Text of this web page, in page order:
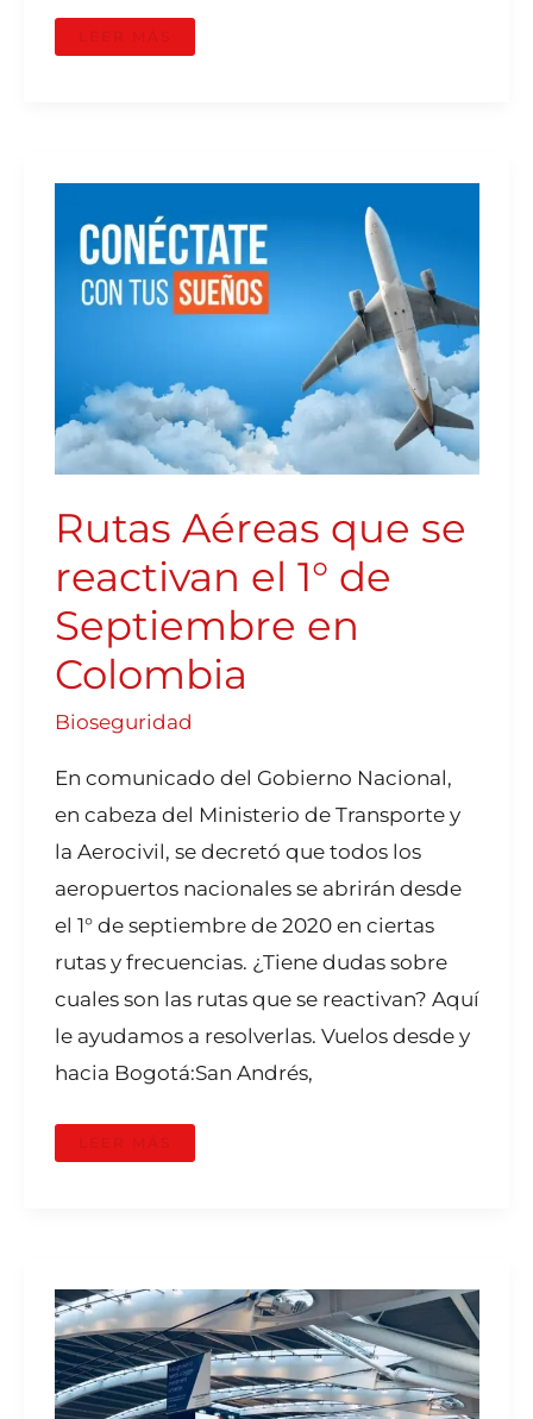
LEER MÁS
Rutas Aéreas que se
reactivan el 1° de
Septiembre en
Colombia
Bioseguridad
En comunicado del Gobierno Nacional,
en cabeza del Ministerio de Transporte y
la Aerocivil, se decretó que todos los
aeropuertos nacionales se abrirán desde
el 1° de septiembre de 2020 en ciertas
rutas y frecuencias. ¿Tiene dudas sobre
cuales son las rutas que se reactivan? Aquí
le ayudamos a resolverlas. Vuelos desde y
hacia Bogotá:San Andrés,
RUTAS
SE
REACTIVAN
EL
1°
DE
SEPTIEMBRE
LEER MÁS
LISTOS
15
AEROPUERTOS
CON
PROTOCOLOS
PARA
ABRIR
OPERACIONES:
AEROCIVIL